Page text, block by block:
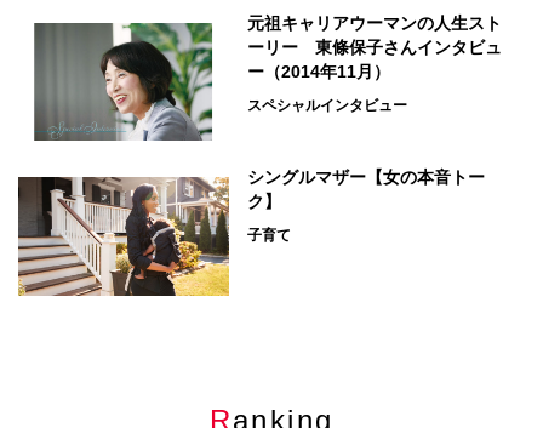
元祖キャリアウーマンの人生スト
ーリー 東條保子さんインタビュ
ー（2014年11月）
スペシャルインタビュー
シングルマザー【女の本音トー
ク】
子育て
Ranking